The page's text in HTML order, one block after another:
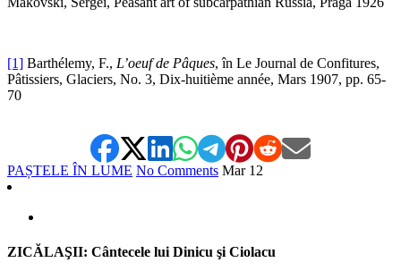
[1] Barthélemy, F., L’oeuf de Pâques, în Le Journal de Confitures,
Pâtissiers, Glaciers, No. 3, Dix-huitième année, Mars 1907, pp. 65-
70
PAȘTELE ÎN LUME No Comments Mar 12
ZICĂLAŞII: Cântecele lui Dinicu şi Ciolacu